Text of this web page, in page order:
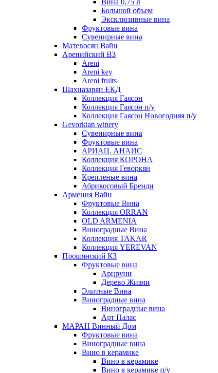
Вина 0,75 л
Большой объем
Эксклюзивные вина
Фруктовые вина
Cувенирные вина
Матевосян Вайн
Аренийский ВЗ
Areni
Areni key
Areni fruits
Шахназарян ЕКД
Коллекция Гаясон
Коллекция Гаясон п/у
Коллекция Гаясон Новогодняя п/у
Gevorkian winery
Сувенирные вина
Фруктовые вина
АРИАЦ. АНАИС
Коллекция КОРОНА
Коллекция Геворкян
Крепленые вина
Абрикосовый Бренди
Армения Вайн
Фруктовые Вина
Коллекция ORRAN
OLD ARMENIA
Виноградные Вина
Коллекция TAKAR
Коллекция YEREVAN
Прошянский КЗ
Фруктовые вина
Арцруни
Дерево Жизни
Элитные Вина
Виноградные вина
Виноградные вина
Арт Палас
МАРАН Винный Дом
Фруктовые вина
Виноградные вина
Вино в керамике
Вино в керамике
Вино в керамике п/у